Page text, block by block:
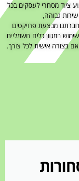
ציוד מסחרי לעסקים בכל
גבוהה,
מבצעת פרויקטים
במגוון כלים חשמליים
בצורה אישית לכל צורך.